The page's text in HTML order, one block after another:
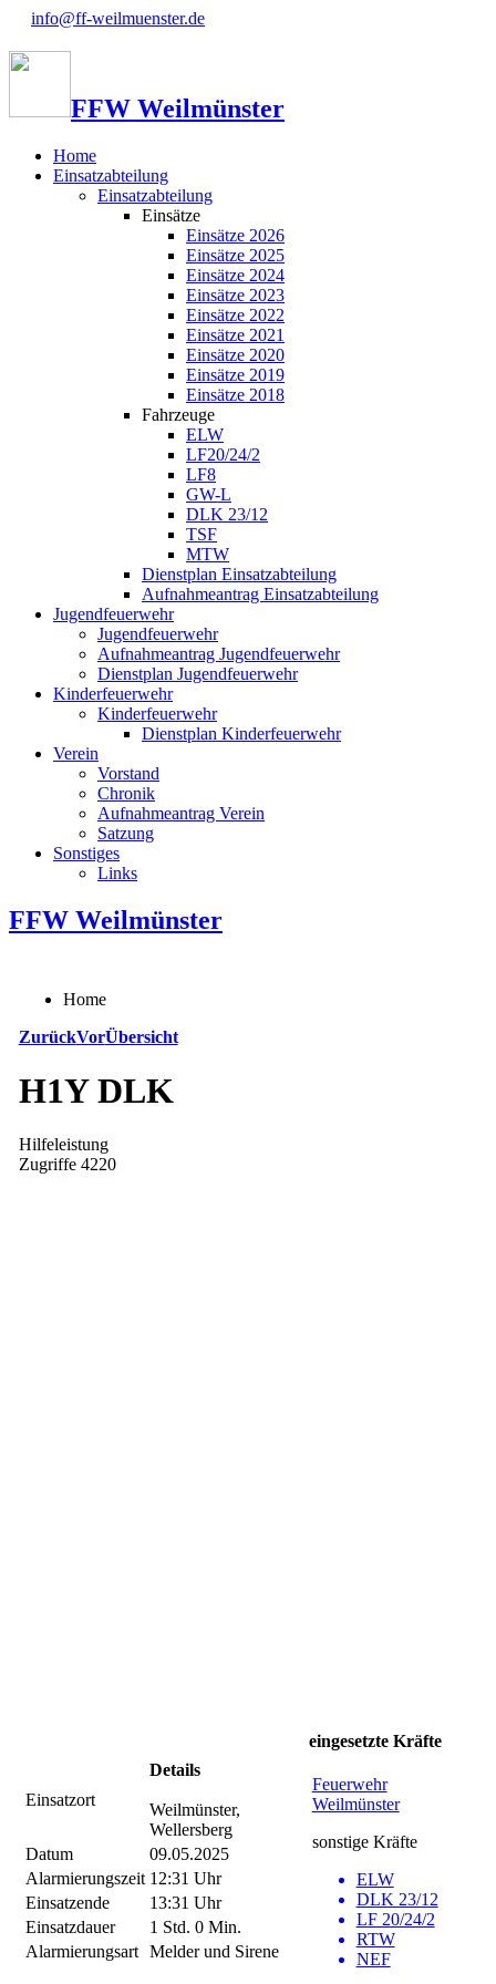
info@ff-weilmuenster.de
FFW Weilmünster
Home
Einsatzabteilung
Einsatzabteilung
Einsätze
Einsätze 2026
Einsätze 2025
Einsätze 2024
Einsätze 2023
Einsätze 2022
Einsätze 2021
Einsätze 2020
Einsätze 2019
Einsätze 2018
Fahrzeuge
ELW
LF20/24/2
LF8
GW-L
DLK 23/12
TSF
MTW
Dienstplan Einsatzabteilung
Aufnahmeantrag Einsatzabteilung
Jugendfeuerwehr
Jugendfeuerwehr
Aufnahmeantrag Jugendfeuerwehr
Dienstplan Jugendfeuerwehr
Kinderfeuerwehr
Kinderfeuerwehr
Dienstplan Kinderfeuerwehr
Verein
Vorstand
Chronik
Aufnahmeantrag Verein
Satzung
Sonstiges
Links
FFW Weilmünster
Home
ZurückVorÜbersicht
H1Y DLK
Hilfeleistung
Zugriffe 4220
Einsatzort
Details
Weilmünster,
Wellersberg
Datum
09.05.2025
Alarmierungszeit 12:31 Uhr
Einsatzende
13:31 Uhr
Einsatzdauer
1 Std. 0 Min.
Alarmierungsart
Melder und Sirene
eingesetzte Kräfte
Feuerwehr
Weilmünster
sonstige Kräfte
ELW
DLK 23/12
LF 20/24/2
RTW
NEF